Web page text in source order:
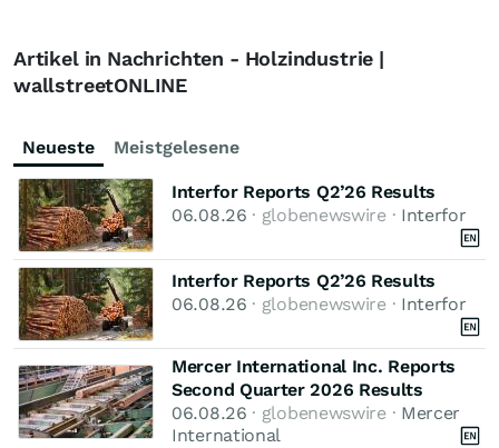
Artikel in Nachrichten - Holzindustrie |
wallstreetONLINE
Neueste Meistgelesene
Interfor Reports Q2’26 Results
06.08.26 · globenewswire · Interfor
Interfor Reports Q2’26 Results
06.08.26 · globenewswire · Interfor
Mercer International Inc. Reports
Second Quarter 2026 Results
06.08.26 · globenewswire · Mercer
International